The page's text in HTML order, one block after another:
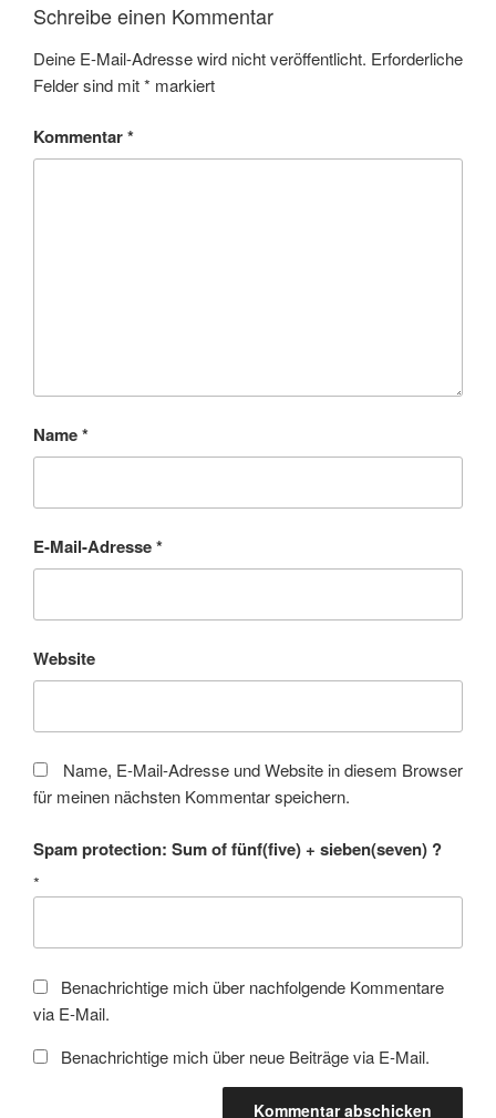
Schreibe einen Kommentar
Deine E-Mail-Adresse wird nicht veröffentlicht. Erforderliche
Felder sind mit* markiert
Kommentar*
Name*
E-Mail-Adresse*
Website
Name, E-Mail-Adresse und Website in diesem Browser
für meinen nächsten Kommentar speichern.
Spam protection: Sum of fünf(five) + sieben(seven) ?
*
Benachrichtige mich über nachfolgende Kommentare
via E-Mail.
Benachrichtige mich über neue Beiträge via E-Mail.